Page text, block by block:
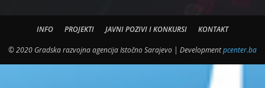
INFO PROJEKTI JAVNI POZIVI I KONKURSI KONTAKT
© 2020 Gradska razvojna agencija Istočno Sarajevo | Developmentpcenter.ba